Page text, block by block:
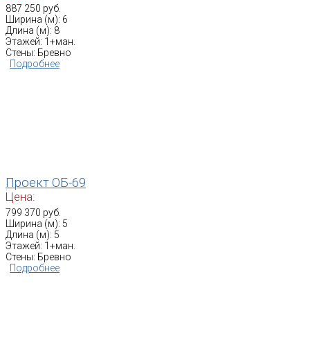
887 250 руб.
Ширина (м): 6
Длина (м): 8
Этажей: 1+ман.
Стены: Бревно
Подробнее
Проект ОБ-69
Цена:
799 370 руб.
Ширина (м): 5
Длина (м): 5
Этажей: 1+ман.
Стены: Бревно
Подробнее